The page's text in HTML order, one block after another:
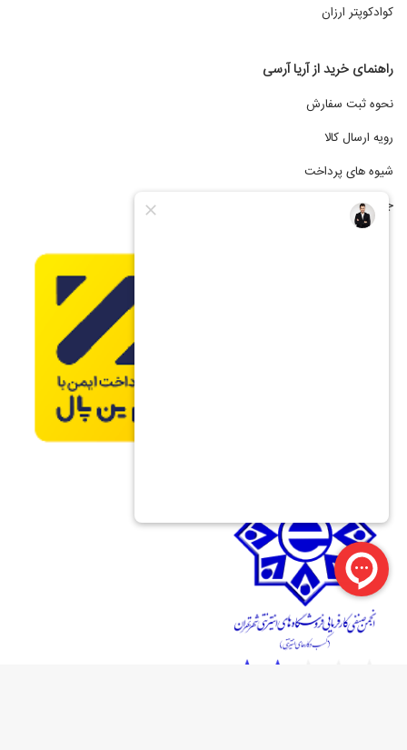
کوادکوپتر ارزان
راهنمای خرید از آریا آرسی
نحوه ثبت سفارش
رویه ارسال کالا
شیوه های پرداخت
جشنواره فروش اقساطی